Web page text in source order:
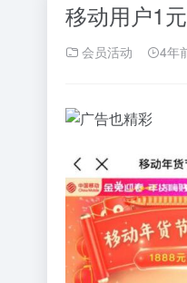
移动用户1
会员活动 4年